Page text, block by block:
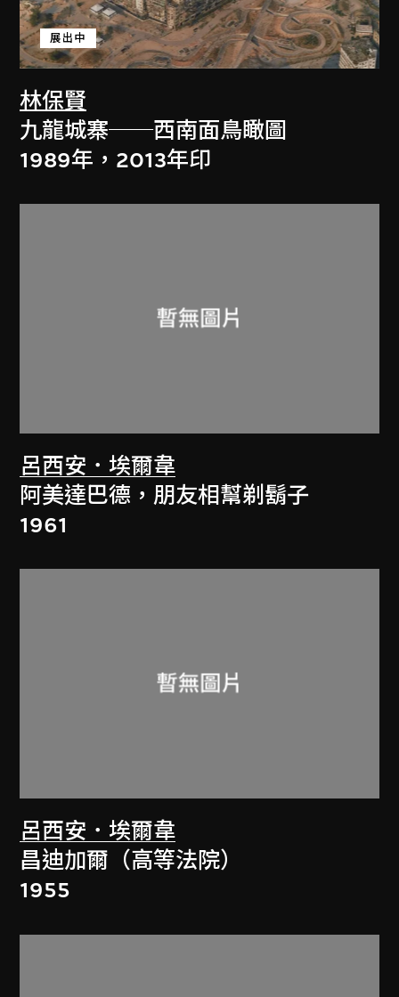
林保賢
展出中
九龍城寨──西南面鳥瞰圖
1989年，2013年印
呂西安．埃爾韋
阿美達巴德，朋友相幫剃鬍子
1961
呂西安．埃爾韋
昌迪加爾（高等法院）
1955